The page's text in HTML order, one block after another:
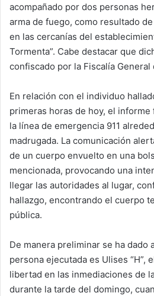
acompañado por dos personas
arma de fuego, como resultado
en las cercanías del
Tormenta”. Cabe destacar que
confiscado por la Fiscalía General
En relación con el individuo
primeras horas de hoy, el
la línea de emergencia 911
madrugada. La comunicación
de un cuerpo envuelto en una
mencionada, provocando una
llegar las autoridades al lugar,
hallazgo, encontrando el cuerpo
pública.
De manera preliminar se ha dado
persona ejecutada es Ulises “H”,
libertad en las inmediaciones de
durante la tarde del domingo,